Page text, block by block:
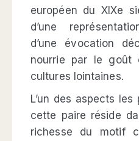
européen du XIXe
d’une
d’une évocation
nourrie par le goût
cultures lointaines.
L’un des aspects
cette paire réside
richesse du motif